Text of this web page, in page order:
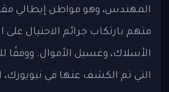
المهندس، وهو مواطن إيطالي
متهم بارتكاب جرائم الاحتيال على
الأسلاك، وغسيل الأموال. ووفقًا
التي تم الكشف عنها في